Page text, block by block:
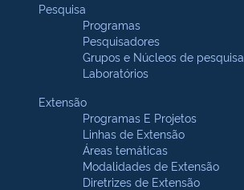
Pesquisa
Programas
Pesquisadores
Grupos e Núcleos de pesquisa
Laboratórios
Extensão
Programas E Projetos
Linhas de Extensão
Áreas temáticas
Modalidades de Extensão
Diretrizes de Extensão